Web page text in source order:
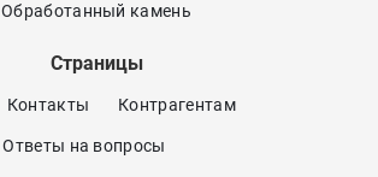
Обработанный камень
Страницы
Контакты Контрагентам
Ответы на вопросы